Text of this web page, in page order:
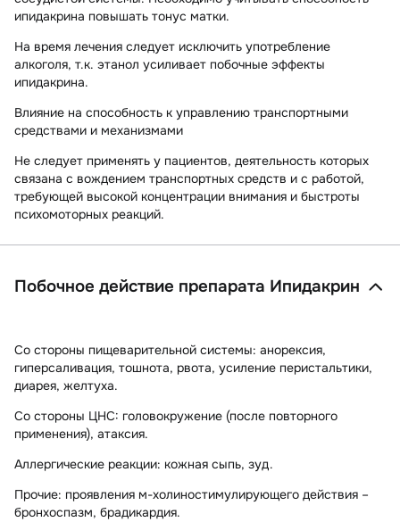
ипидакрина повышать тонус матки.
На время лечения следует исключить употребление
алкоголя, т.к. этанол усиливает побочные эффекты
ипидакрина.
Влияние на способность к управлению транспортными
средствами и механизмами
Не следует применять у пациентов, деятельность которых
связана с вождением транспортных средств и с работой,
требующей высокой концентрации внимания и быстроты
психомоторных реакций.
Побочное действие препарата Ипидакрин
Со стороны пищеварительной системы: анорексия,
гиперсаливация, тошнота, рвота, усиление перистальтики,
диарея, желтуха.
Со стороны ЦНС: головокружение (после повторного
применения), атаксия.
Аллергические реакции: кожная сыпь, зуд.
Прочие: проявления м-холиностимулирующего действия –
бронхоспазм, брадикардия.